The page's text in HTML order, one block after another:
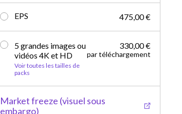
EPS 475,00 €
5 grandes images ou
vidéos 4K et HD
Voir toutes les tailles de
packs
330,00 €
par téléchargement
Market freeze (visuel sous
embargo)